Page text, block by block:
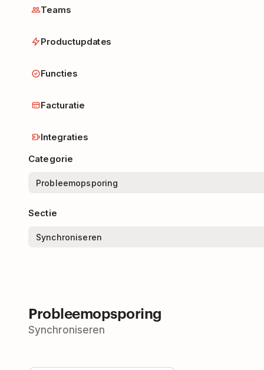
Teams
Productupdates
Functies
Facturatie
Integraties
Categorie
Sectie
Probleemopsporing
Synchroniseren